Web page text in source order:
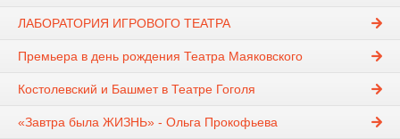
ЛАБОРАТОРИЯ ИГРОВОГО ТЕАТРА
Премьера в день рождения Театра Маяковского
Костолевский и Башмет в Театре Гоголя
«Завтра была ЖИЗНЬ» - Ольга Прокофьева